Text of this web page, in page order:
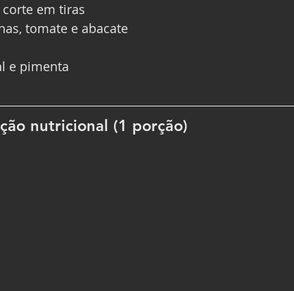
em tiras
tomate e abacate
e pimenta
nutricional (1 porção)